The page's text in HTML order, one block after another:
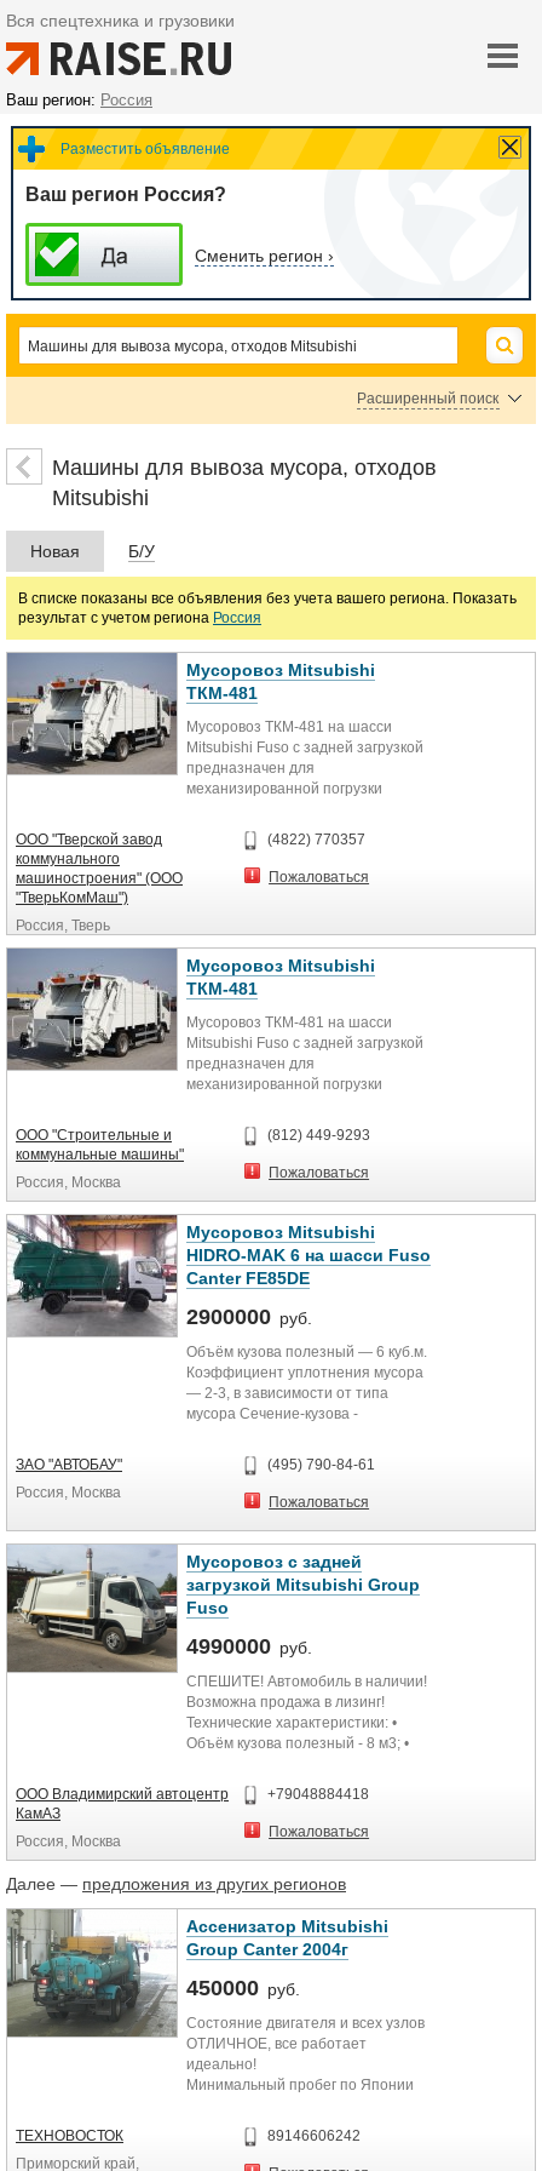
Вся спецтехника и грузовики
Ваш регион: Россия
Разместить объявление
Ваш регион Россия?
Сменить регион ›
Расширенный поиск
Цена
руб.
Машины для вывоза мусора, отходов
Mitsubishi
Новая Б/У
В списке показаны все объявления без учета вашего региона. Показать
результат с учетом региона Россия
Мусоровоз Mitsubishi
ТКМ-481
Мусоровоз ТКМ-481 на шасси
Mitsubishi Fuso с задней загрузкой
предназначен для
механизированной погрузки
уплотнения,...
ООО "Тверской завод
коммунального
машиностроения" (ООО
"ТверьКомМаш")
Россия, Тверь
(4822) 770357
Пожаловаться
Мусоровоз Mitsubishi
ТКМ-481
Мусоровоз ТКМ-481 на шасси
Mitsubishi Fuso с задней загрузкой
предназначен для
механизированной погрузки
уплотнения,...
ООО "Строительные и
коммунальные машины"
Россия, Москва
(812) 449-9293
Пожаловаться
Мусоровоз Mitsubishi
HIDRO-MAK 6 на шасси Fuso
Canter FE85DE
2900000 руб.
Объём кузова полезный — 6 куб.м.
Коэффициент уплотнения мусора
— 2-3, в зависимости от типа
мусора Сечение-кузова -
ЗАО "АВТОБАУ"
Россия, Москва
(495) 790-84-61
Пожаловаться
Мусоровоз с задней
загрузкой Mitsubishi Group
Fuso
4990000 руб.
СПЕШИТЕ! Автомобиль в наличии!
Возможна продажа в лизинг!
Технические характеристики: •
Объём кузова полезный - 8 м3; •
ООО Владимирский автоцентр
КамАЗ
Россия, Москва
+79048884418
Пожаловаться
Далее — предложения из других регионов
Ассенизатор Mitsubishi
Group Canter 2004г
450000 руб.
Состояние двигателя и всех узлов
ОТЛИЧНОЕ, все работает
идеально!
Минимальный пробег по Японии
менялись вовремя, ТО делалось
вовремя и только у официального
ТЕХНОВОСТОК
Приморский край,
89146606242